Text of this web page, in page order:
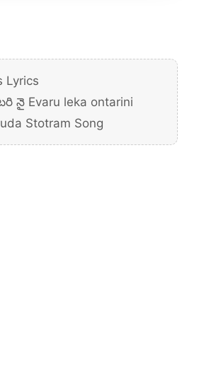
Lyrics
నై Evaru leka ontarini
Stotram Song